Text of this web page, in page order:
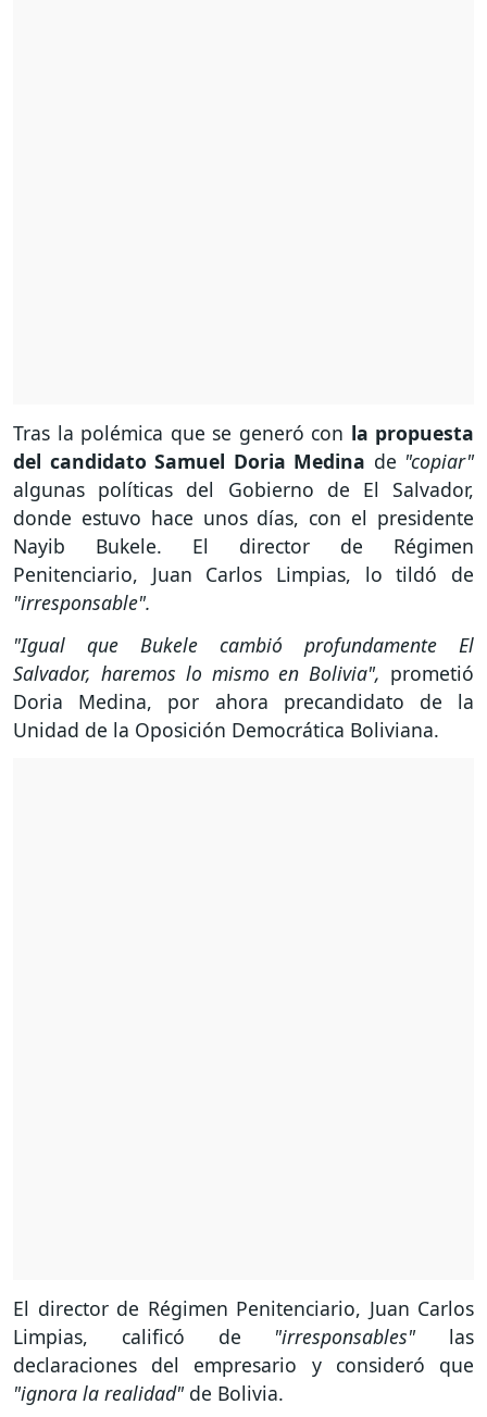
Tras la polémica que se generó con la propuesta
del candidato Samuel Doria Medina de "copiar"
algunas políticas del Gobierno de El Salvador,
donde estuvo hace unos días, con el presidente
Nayib Bukele. El director de Régimen
Penitenciario, Juan Carlos Limpias, lo tildó de
"irresponsable".
"Igual que Bukele cambió profundamente El
Salvador, haremos lo mismo en Bolivia", prometió
Doria Medina, por ahora precandidato de la
Unidad de la Oposición Democrática Boliviana.
El director de Régimen Penitenciario, Juan Carlos
Limpias, calificó de "irresponsables"las
declaraciones del empresario y consideró que
"ignora la realidad"de Bolivia.